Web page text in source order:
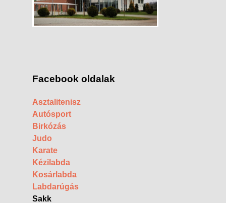
Facebook oldalak
Asztalitenisz
Autósport
Birkózás
Judo
Karate
Kézilabda
Kosárlabda
Labdarúgás
Sakk